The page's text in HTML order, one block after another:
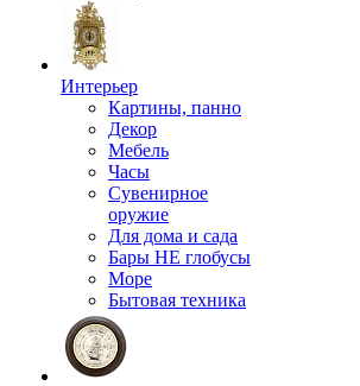
Интерьер
Картины, панно
Декор
Мебель
Часы
Сувенирное
оружие
Для дома и сада
Бары НЕ глобусы
Море
Бытовая техника